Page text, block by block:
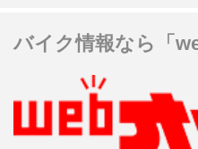
バイク情報なら「